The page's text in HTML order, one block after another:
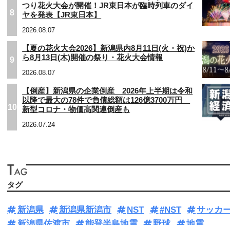
8
つり花火大会が開催！JR東日本が臨時列車のダイ
ヤを発表【JR東日本】
2026.08.07
9
【夏の花火大会2026】新潟県内8月11日(火・祝)か
ら8月13日(木)開催の祭り・花火大会情報
2026.08.07
10
【倒産】新潟県の企業倒産 2026年上半期は令和
以降で最大の78件で負債総額は126億3700万円
新型コロナ・物価高関連倒産も
2026.07.24
タグ
新潟県 新潟県新潟市 NST #NST
サッカ